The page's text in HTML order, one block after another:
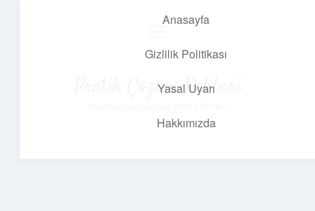
Anasayfa
Gizlilik Politikası
Yasal Uyarı
Hakkımızda
Pratik Çözüm Rehberi